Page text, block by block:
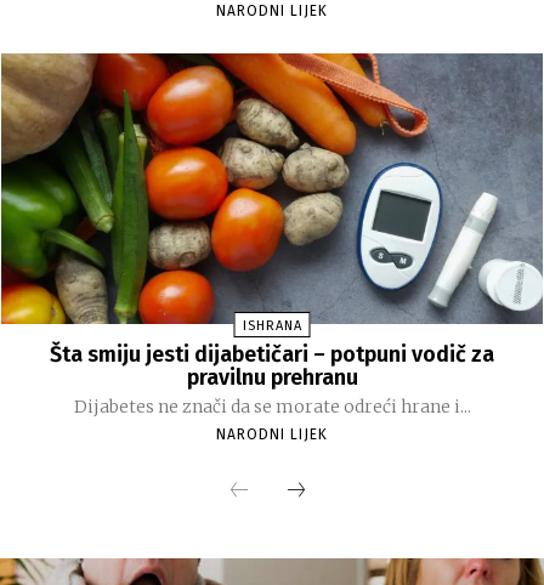
NARODNI LIJEK
ISHRANA
Šta smiju jesti dijabetičari – potpuni vodič za
pravilnu prehranu
Dijabetes ne znači da se morate odreći hrane i...
NARODNI LIJEK